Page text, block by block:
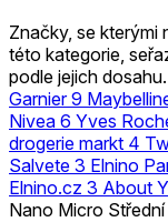
Značky, se kterými
této kategorie,
podle jejich dosahu.
Garnier 9
Nivea 6 Yves
drogerie markt 4
Salvete 3 Elnino
Elnino.cz 3 About
Nano Micro Střední